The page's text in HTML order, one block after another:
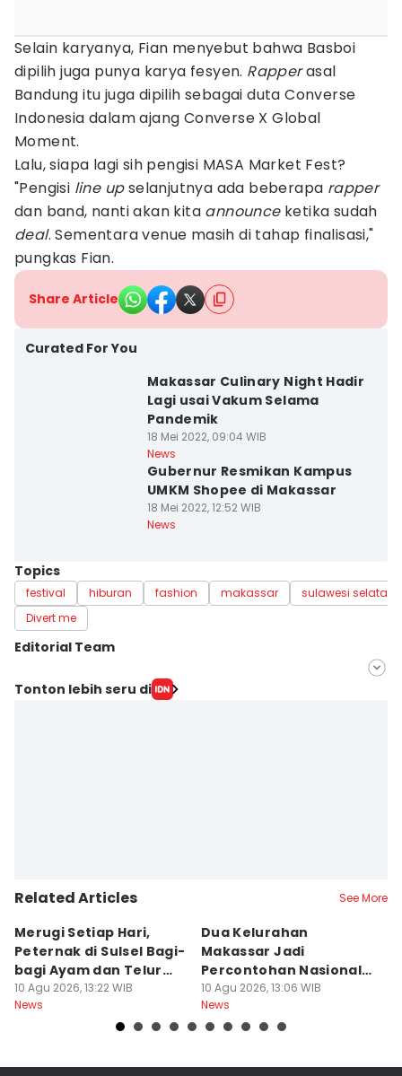
Selain karyanya, Fian menyebut bahwa Basboi
dipilih juga punya karya fesyen. Rapperasal
Bandung itu juga dipilih sebagai duta Converse
Indonesia dalam ajang Converse X Global
Moment.
Lalu, siapa lagi sih pengisi MASA Market Fest?
"Pengisi line upselanjutnya ada beberapa rapper
dan band, nanti akan kita announceketika sudah
deal. Sementara venue masih di tahap finalisasi,"
pungkas Fian.
Share Article
Curated For You
Makassar Culinary Night Hadir
Lagi usai Vakum Selama
Pandemik
18 Mei 2022, 09:04 WIB
News
Gubernur Resmikan Kampus
UMKM Shopee di Makassar
18 Mei 2022, 12:52 WIB
News
Topics
festival hiburan fashion makassar
sulawesi selatan
Divert me
Editorial Team
Editor
Tonton lebih seru di
Related Articles See More
Merugi Setiap Hari,
Peternak di Sulsel Bagi-
bagi Ayam dan Telur
Gratis
10 Agu 2026, 13:22 WIB
News
Dua Kelurahan
Makassar Jadi
Percontohan Nasional
Sadar HAM
10 Agu 2026, 13:06 WIB
News